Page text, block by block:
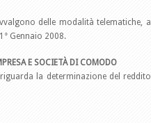
delle modalità telematiche, a
Gennaio 2008.
E SOCIETÀ DI COMODO
la determinazione del reddito